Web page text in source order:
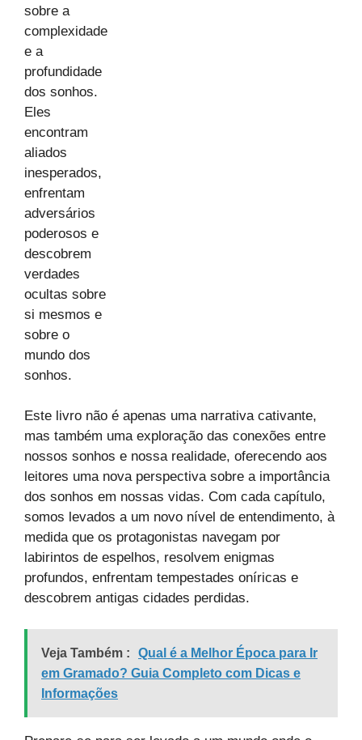
sobre a
complexidade
e a
profundidade
dos sonhos.
Eles
encontram
aliados
inesperados,
enfrentam
adversários
poderosos e
descobrem
verdades
ocultas sobre
si mesmos e
sobre o
mundo dos
sonhos.
Este livro não é apenas uma narrativa cativante,
mas também uma exploração das conexões entre
nossos sonhos e nossa realidade, oferecendo aos
leitores uma nova perspectiva sobre a importância
dos sonhos em nossas vidas. Com cada capítulo,
somos levados a um novo nível de entendimento, à
medida que os protagonistas navegam por
labirintos de espelhos, resolvem enigmas
profundos, enfrentam tempestades oníricas e
descobrem antigas cidades perdidas.
Veja Também :
Qual é a Melhor Época para Ir
em Gramado? Guia Completo com Dicas e
Informações